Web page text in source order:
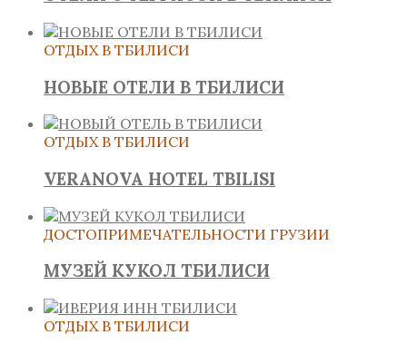
ОТДЫХ В ТБИЛИСИ
НОВЫЕ ОТЕЛИ В ТБИЛИСИ
ОТДЫХ В ТБИЛИСИ
VERANOVA HOTEL TBILISI
ДОСТОПРИМЕЧАТЕЛЬНОСТИ ГРУЗИИ
МУЗЕЙ КУКОЛ ТБИЛИСИ
ОТДЫХ В ТБИЛИСИ